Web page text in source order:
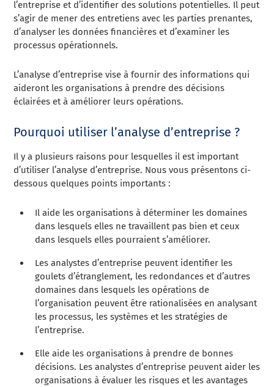
l’entreprise et d’identifier des solutions potentielles. Il peut
s’agir de mener des entretiens avec les parties prenantes,
d’analyser les données financières et d’examiner les
processus opérationnels.
L’analyse d’entreprise vise à fournir des informations qui
aideront les organisations à prendre des décisions
éclairées et à améliorer leurs opérations.
Pourquoi utiliser l’analyse d’entreprise ?
Il y a plusieurs raisons pour lesquelles il est important
d’utiliser l’analyse d’entreprise. Nous vous présentons ci-
dessous quelques points importants :
Il aide les organisations à déterminer les domaines
dans lesquels elles ne travaillent pas bien et ceux
dans lesquels elles pourraient s’améliorer.
Les analystes d’entreprise peuvent identifier les
goulets d’étranglement, les redondances et d’autres
domaines dans lesquels les opérations de
l’organisation peuvent être rationalisées en analysant
les processus, les systèmes et les stratégies de
l’entreprise.
Elle aide les organisations à prendre de bonnes
décisions. Les analystes d’entreprise peuvent aider les
organisations à évaluer les risques et les avantages